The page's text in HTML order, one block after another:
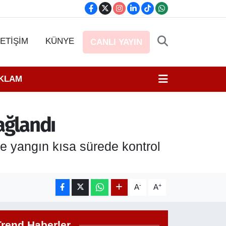
KÜNYE CANLI YAYIN
yangın kısa sürede kontrol
A- A+